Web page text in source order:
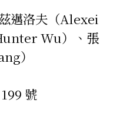
邁洛夫（Alexei
Wu）、張
）
號